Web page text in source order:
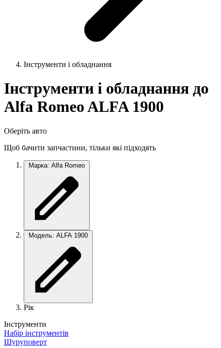
Інструменти і обладнання
Інструменти і обладнання до
Alfa Romeo ALFA 1900
Оберіть авто
Щоб бачити запчастини, тільки які підходять
Марка: Alfa Romeo
Модель: ALFA 1900
Рік
Інструменти
Набір інструментів
Шуруповерт